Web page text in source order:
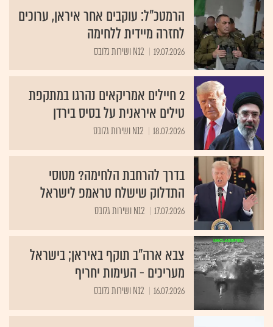
הרמטכ"ל: עוקבים אחר איראן, ערוכים
לחזרה מיידית ללחימה
19.07.2026 N12 ושירות גלובס
2 חיילים אמריקאים נהרגו במתקפת
טילים איראנית על בסיס בירדן
18.07.2026 N12 ושירות גלובס
בדרך להרחבת הלחימה? מטוסי
התדלוק שישלח טראמפ לישראל
17.07.2026 N12 ושירות גלובס
צבא ארה"ב תוקף באיראן; בישראל
מעריכים - העימות יחריף
16.07.2026 N12 ושירות גלובס